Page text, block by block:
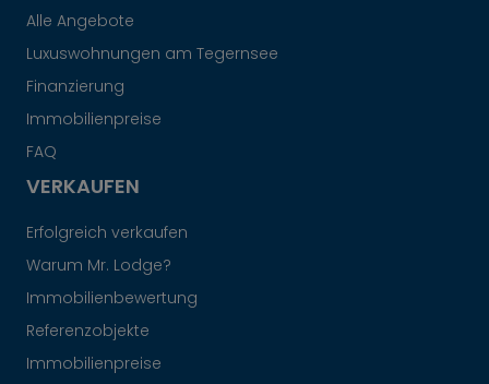
Alle Angebote
Luxuswohnungen am Tegernsee
Finanzierung
Immobilienpreise
FAQ
VERKAUFEN
Erfolgreich verkaufen
Warum Mr. Lodge?
Immobilienbewertung
Referenzobjekte
Immobilienpreise